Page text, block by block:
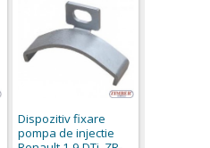
Dispozitiv fixare
pompa de injectie